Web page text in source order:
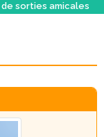
de sorties amicales